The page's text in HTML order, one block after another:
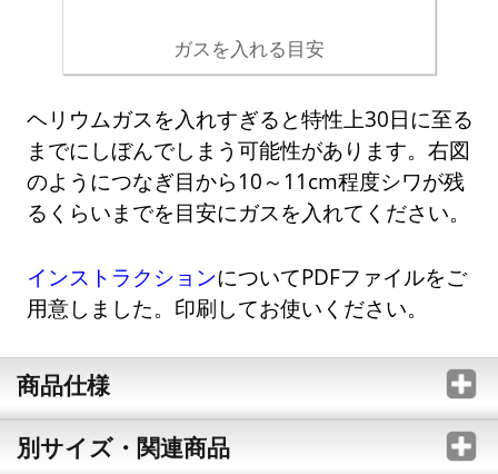
ガスを入れる目安
ヘリウムガスを入れすぎると特性上30日に至る
までにしぼんでしまう可能性があります。右図
のようにつなぎ目から10～11cm程度シワが残
るくらいまでを目安にガスを入れてください。
インストラクションについてPDFファイルをご
用意しました。印刷してお使いください。
商品仕様
別サイズ・関連商品